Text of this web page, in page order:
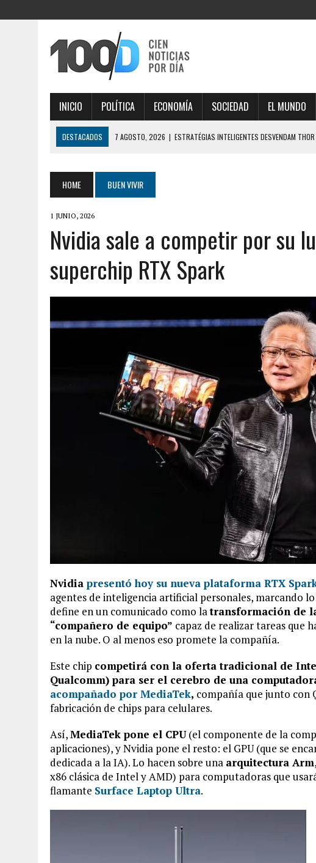
INICIO POLÍTICA ECONOMÍA SOCIEDAD EL MUNDO
DESTACADOS 7 AGOSTO, 2026 | ESTRATÉGIAS INTELIGENTES DESVENDAM
7 AGOSTO, 2026 | JOGOS VICIANTES E BÔNUS INCRÍVEIS AO EXPLORAR O UNIVERSO
6 AGOSTO, 2026
MARRUECOS POR APOYO
HOME BUEN VIVIR
1 JUNIO, 2026
Nvidia sale a competir por su
superchip RTX Spark
Nvidia presentó hoy su nueva plataforma RTX
agentes de inteligencia artificial personales, marcando
define en un comunicado como latransformación de
“compañero de equipo” capaz de realizar tareas que
en la nube. O al menos eso promete la compañía.
Este chip competirá con la oferta tradicional de
Qualcomm) para ser el cerebro de una
acompañado por MediaTek, compañía que junto con
fabricación de chips para celulares.
Así,MediaTek pone el CPU(el componente de la
aplicaciones), y Nvidia pone el resto: el GPU (que se
dedicada a la IA). Lo hacen sobre una arquitectura Arm
x86 clásica de Intel y AMD) para computadoras que
flamante Surface Laptop Ultra.